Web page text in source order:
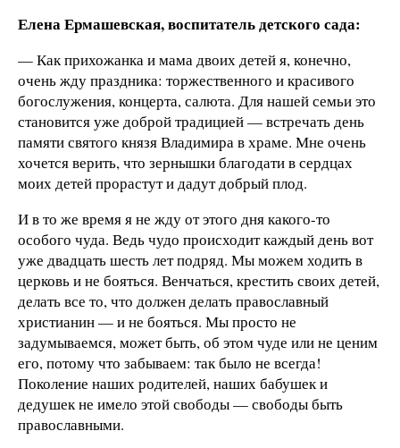
Елена Ермашевская, воспитатель детского сада:
— Как прихожанка и мама двоих детей я, конечно,
очень жду праздника: торжественного и красивого
богослужения, концерта, салюта. Для нашей семьи это
становится уже доброй традицией — встречать день
памяти святого князя Владимира в храме. Мне очень
хочется верить, что зернышки благодати в сердцах
моих детей прорастут и дадут добрый плод.
И в то же время я не жду от этого дня какого-то
особого чуда. Ведь чудо происходит каждый день вот
уже двадцать шесть лет подряд. Мы можем ходить в
церковь и не бояться. Венчаться, крестить своих детей,
делать все то, что должен делать православный
христианин — и не бояться. Мы просто не
задумываемся, может быть, об этом чуде или не ценим
его, потому что забываем: так было не всегда!
Поколение наших родителей, наших бабушек и
дедушек не имело этой свободы — свободы быть
православными.